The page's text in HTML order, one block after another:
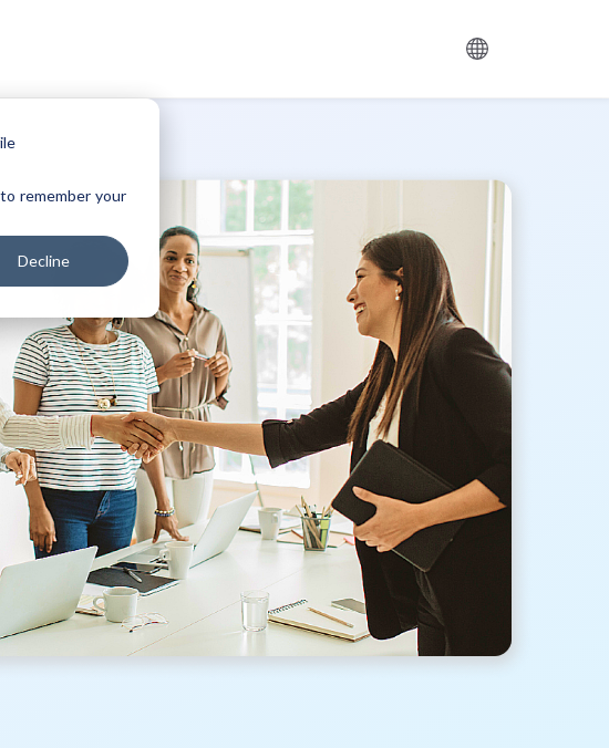
remember your
Decline
all'estero